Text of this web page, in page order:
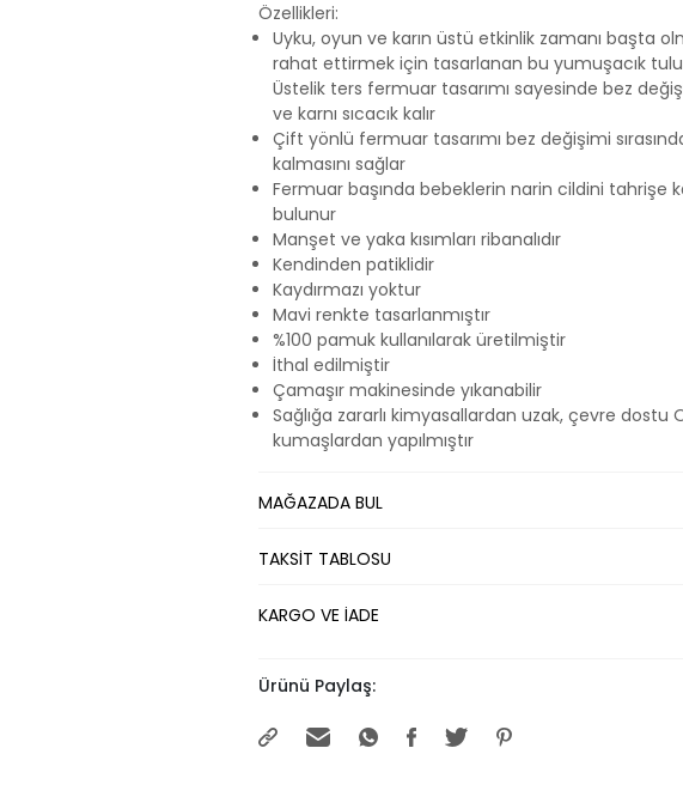
Özellikleri:
Uyku, oyun ve karın üstü etkinlik zamanı başta
rahat ettirmek için tasarlanan bu yumuşacık
Üstelik ters fermuar tasarımı sayesinde bez
ve karnı sıcacık kalır
Çift yönlü fermuar tasarımı bez değişimi
kalmasını sağlar
Fermuar başında bebeklerin narin cildini tahrişe
bulunur
Manşet ve yaka kısımları ribanalıdır
Kendinden patiklidir
Kaydırmazı yoktur
Mavi renkte tasarlanmıştır
%100 pamuk kullanılarak üretilmiştir
İthal edilmiştir
Çamaşır makinesinde yıkanabilir
Sağlığa zararlı kimyasallardan uzak, çevre dostu
kumaşlardan yapılmıştır
MAĞAZADA BUL
TAKSİT TABLOSU
KARGO VE İADE
Ürünü Paylaş: